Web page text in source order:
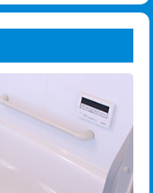
33,000円
8,800円